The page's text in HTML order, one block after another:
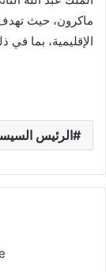
ماكرون، حيث تهدف
الإقليمية، بما
الرئيس